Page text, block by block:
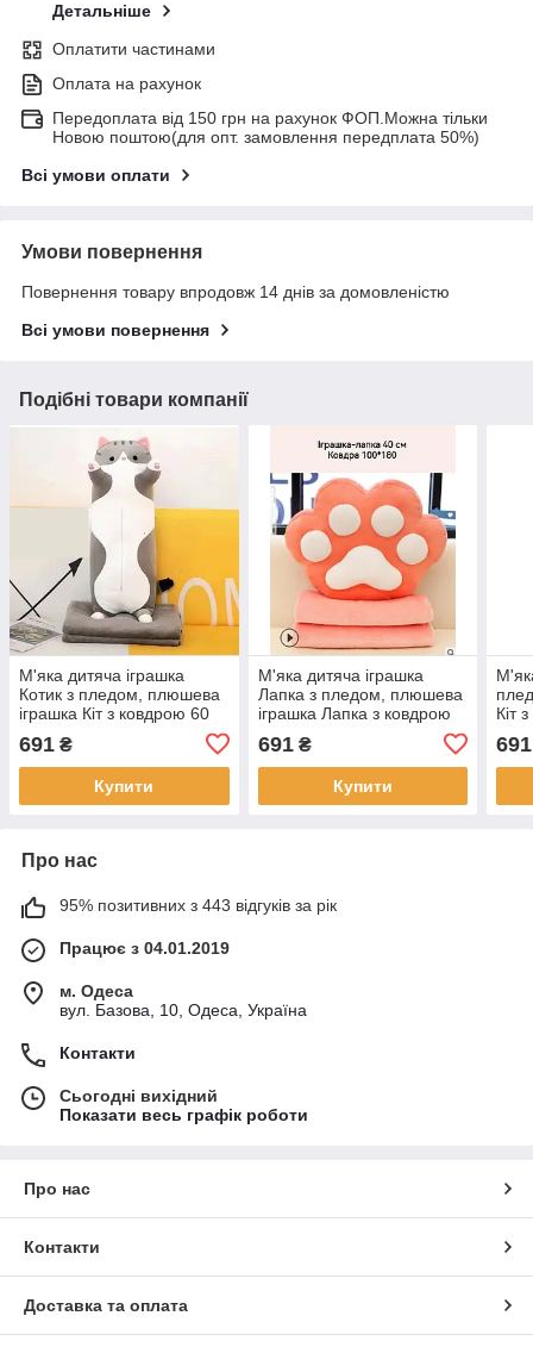
Детальніше
Оплатити частинами
Оплата на рахунок
Передоплата від 150 грн на рахунок ФОП.Можна тільки
Новою поштою(для опт. замовлення передплата 50%)
Всі умови оплати
Умови повернення
Повернення товару впродовж 14 днів за домовленістю
Всі умови повернення
Подібні товари компанії
М'яка дитяча іграшка
Котик з пледом, плюшева
іграшка Кіт з ковдрою 60
691 ₴
Купити
М'яка дитяча іграшка
Лапка з пледом, плюшева
іграшка Лапка з ковдрою
691₴
Купити
Кіт
691
Про нас
95% позитивних з 443 відгуків за рік
Працює з 04.01.2019
м. Одеса
вул. Базова, 10, Одеса, Україна
Контакти
Сьогодні вихідний
Показати весь графік роботи
Про нас
Контакти
Доставка та оплата